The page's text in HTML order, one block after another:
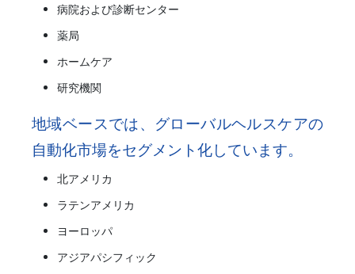
病院および診断センター
薬局
ホームケア
研究機関
地域ベースでは、グローバルヘルスケアの
自動化市場をセグメント化しています。
北アメリカ
ラテンアメリカ
ヨーロッパ
アジアパシフィック